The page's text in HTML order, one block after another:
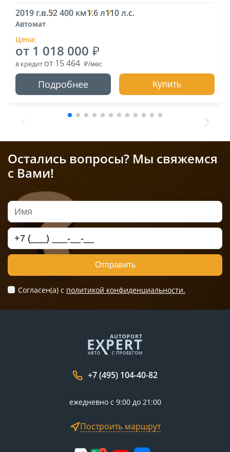
2019 г.в.52 400 км1.6 л110 л.с.
Автомат
Цена:
от 1 018 000
в кредит от 15 464
Подробнее Купить
Остались вопросы? Мы свяжемся
с Вами!
Отправить
Согласен(а) c политикой конфиденциальности.
+7 (495) 104-40-82
ежедневно с 9:00 до 21:00
Построить маршрут